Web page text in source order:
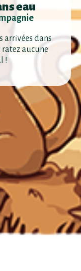
eau
arrivées dans
aucune
!